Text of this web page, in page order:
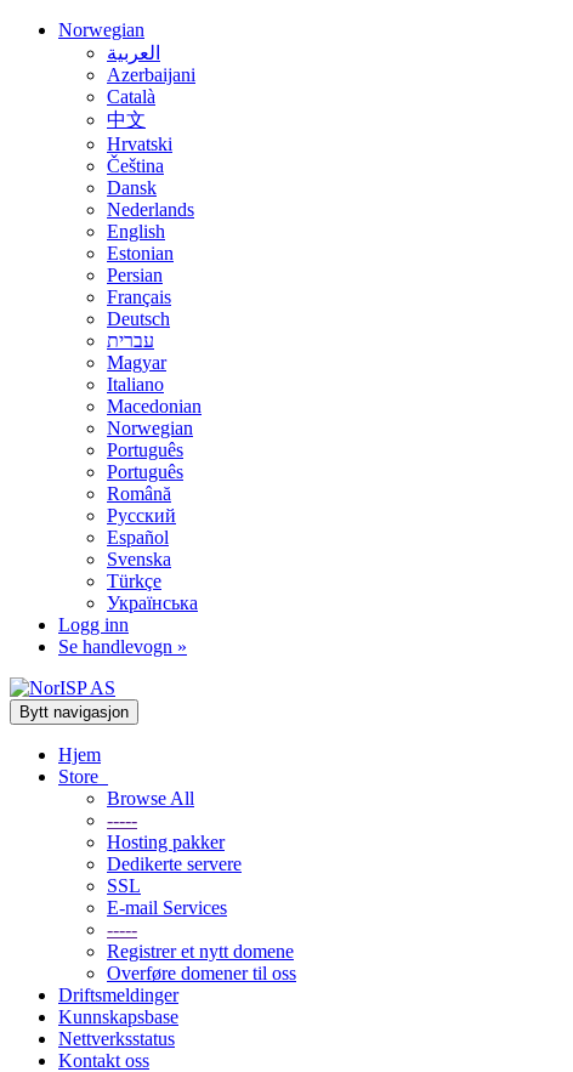
Norwegian
العربية
Azerbaijani
Català
中文
Hrvatski
Čeština
Dansk
Nederlands
English
Estonian
Persian
Français
Deutsch
עברית
Magyar
Italiano
Macedonian
Norwegian
Português
Português
Română
Русский
Español
Svenska
Türkçe
Українська
Logg inn
Se handlevogn »
Bytt navigasjon
Hjem
Store
Browse All
-----
Hosting pakker
Dedikerte servere
SSL
E-mail Services
-----
Registrer et nytt domene
Overføre domener til oss
Driftsmeldinger
Kunnskapsbase
Nettverksstatus
Kontakt oss